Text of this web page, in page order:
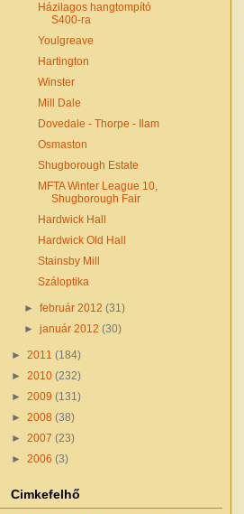
Házilagos hangtompító
S400-ra
Youlgreave
Hartington
Winster
Mill Dale
Dovedale - Thorpe - Ilam
Osmaston
Shugborough Estate
MFTA Winter League 10,
Shugborough Fair
Hardwick Hall
Hardwick Old Hall
Stainsby Mill
Száloptika
►február 2012(31)
►január 2012(30)
► 2011 (184)
► 2010 (232)
► 2009 (131)
► 2008 (38)
► 2007 (23)
► 2006 (3)
Cimkefelhő